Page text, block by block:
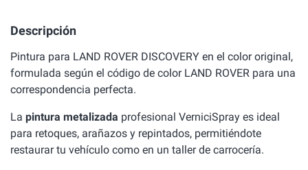
Descripción
Pintura para LAND ROVER DISCOVERY en el color original,
formulada según el código de color LAND ROVER para una
correspondencia perfecta.
La pintura metalizada profesional VerniciSpray es ideal
para retoques, arañazos y repintados, permitiéndote
restaurar tu vehículo como en un taller de carrocería.